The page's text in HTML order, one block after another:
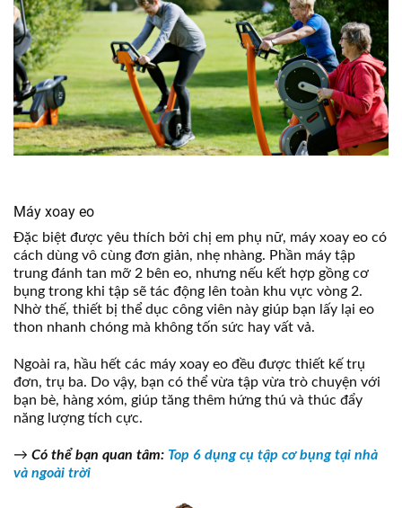
Máy xoay eo
Đặc biệt được yêu thích bởi chị em phụ nữ, máy xoay eo có
cách dùng vô cùng đơn giản, nhẹ nhàng. Phần máy tập
trung đánh tan mỡ 2 bên eo, nhưng nếu kết hợp gồng cơ
bụng trong khi tập sẽ tác động lên toàn khu vực vòng 2.
Nhờ thế, thiết bị thể dục công viên này giúp bạn lấy lại eo
thon nhanh chóng mà không tốn sức hay vất vả.
Ngoài ra, hầu hết các máy xoay eo đều được thiết kế trụ
đơn, trụ ba. Do vậy, bạn có thể vừa tập vừa trò chuyện với
bạn bè, hàng xóm, giúp tăng thêm hứng thú và thúc đẩy
năng lượng tích cực.
→ Có thể bạn quan tâm: Top 6 dụng cụ tập cơ bụng tại nhà
và ngoài trời